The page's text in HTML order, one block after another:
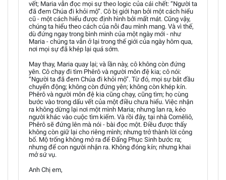
vết; Maria vẫn đọc mọi sự theo logic của cái chết: “Người ta
đã đem Chúa đi khỏi mộ”. Cô bị giới hạn bởi một cách hiểu
cũ - một cách hiểu được định hình bởi mất mát. Cũng vậy,
chúng ta hiểu theo cách của nỗi đau mình mang. Và vì thế,
dù đứng ngay trong bình minh của một ngày mới - như
Maria - chúng ta vẫn ở lại trong thế giới của ngày hôm qua,
nơi mọi sự đã khép lại quá sớm.
May thay, Maria quay lại; và lần này, cô không còn đứng
yên. Cô chạy đi tìm Phêrô và người môn đệ kia; cô nói:
“Người ta đã đem Chúa đi khỏi mộ”. Từ đó, mọi sự bắt đầu
chuyển động; không còn đứng yên; không còn khép kín.
Phêrô và người môn đệ kia cũng chạy, cũng tìm; họ cùng
bước vào trong dấu vết của một điều chưa hiểu. Việc nhận
ra không dừng lại nơi một mình Maria; nhưng lan ra, kéo
người khác vào cuộc tìm kiếm. Và rồi đây, tại nhà Cornêliô,
Phêrô sẽ đứng lên mà nói - bài đọc một. Điều được thấy
không còn giữ lại cho riêng mình; nhưng trở thành lời công
bố. Mộ trống không mở ra để Đấng Phục Sinh bước ra;
nhưng để con người nhận ra. Không đóng kín; nhưng khai
mở sứ vụ.
Anh Chị em,